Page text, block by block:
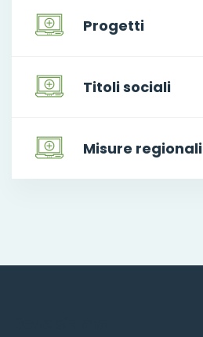
Progetti
Titoli sociali
Misure regionali